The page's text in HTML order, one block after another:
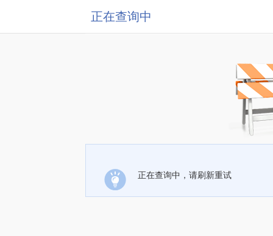
正在查询中
正在查询中，请刷新重试